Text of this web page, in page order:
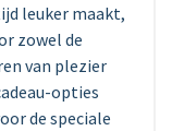
leuker maakt,
zowel de
van plezier
opties
de speciale